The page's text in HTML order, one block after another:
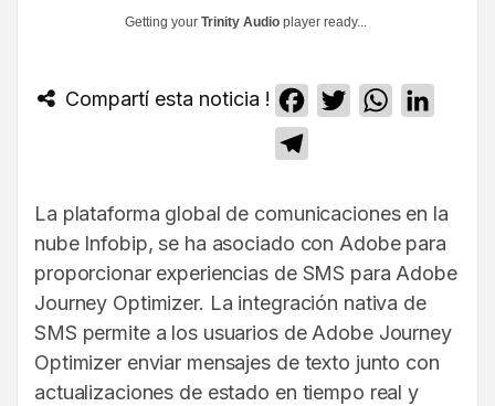
Getting your Trinity Audio player ready...
Compartí esta noticia ! Facebook
TwitterWhatsApp
La plataforma global de comunicaciones en la
nube Infobip, se ha asociado con Adobe para
proporcionar experiencias de SMS para Adobe
Journey Optimizer. La integración nativa de
SMS permite a los usuarios de Adobe Journey
Optimizer enviar mensajes de texto junto con
actualizaciones de estado en tiempo real y